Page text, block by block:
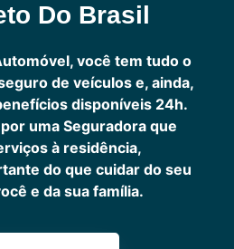
Do Brasil
você tem tudo o
de veículos e, ainda,
disponíveis 24h.
uma Seguradora que
à residência,
do que cuidar do seu
e da sua família.